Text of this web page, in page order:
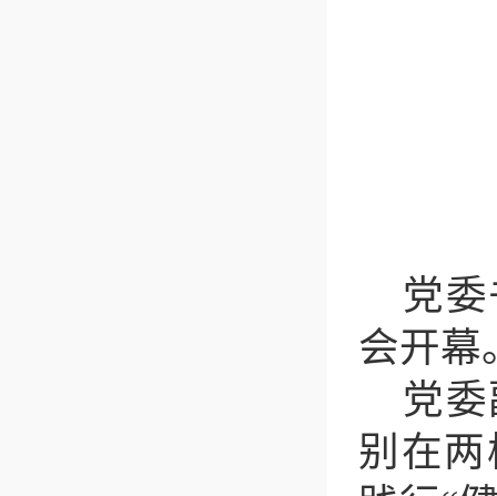
党
会开幕
党
别在